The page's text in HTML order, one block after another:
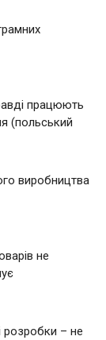
працюють
(польський
виробництва
не
розробки – не